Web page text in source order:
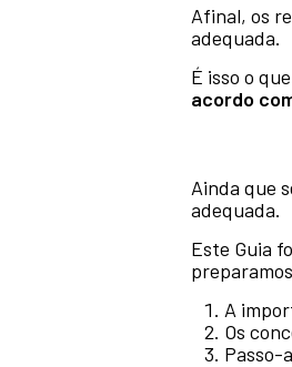
Afinal, os
adequada.
É isso o
acordo
Ainda que
adequada.
Este Guia
A
Os
Passo-